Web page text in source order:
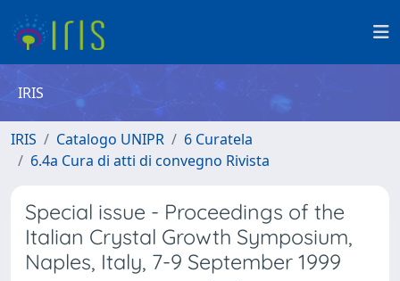
IRIS
IRIS Catalogo UNIPR
6 Curatela
6.4a Cura di atti di convegno Rivista
Special issue - Proceedings of the
Italian Crystal Growth Symposium,
Naples, Italy, 7-9 September 1999